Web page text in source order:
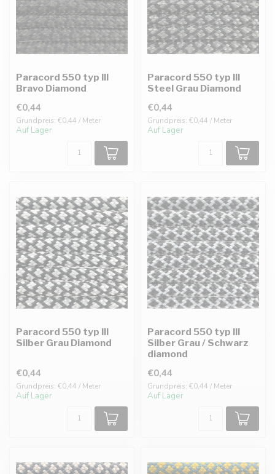
Paracord 550 typ III
Bravo Diamond
€0,44
Grundpreis: €0,44 / Meter
Auf Lager
Paracord 550 typ III
Steel Grau Diamond
€0,44
Grundpreis: €0,44 / Meter
Auf Lager
Paracord 550 typ III
Silber Grau Diamond
€0,44
Grundpreis: €0,44 / Meter
Auf Lager
Paracord 550 typ III
Silber Grau / Schwarz
diamond
€0,44
Grundpreis: €0,44 / Meter
Auf Lager